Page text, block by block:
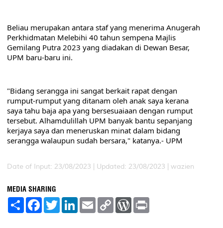
Beliau merupakan antara staf yang menerima Anugerah
Perkhidmatan Melebihi 40 tahun sempena Majlis
Gemilang Putra 2023 yang diadakan di Dewan Besar,
UPM baru-baru ini.
"Bidang serangga ini sangat berkait rapat dengan
rumput-rumput yang ditanam oleh anak saya kerana
saya tahu baja apa yang bersesuaiaan dengan rumput
tersebut. Alhamdulillah UPM banyak bantu sepanjang
kerjaya saya dan meneruskan minat dalam bidang
serangga walaupun sudah bersara," katanya.- UPM
Date of Input: 23/08/2023 | Updated: 23/08/2023 | wazien
MEDIA SHARING
S
F
a
T
w
L
E
m
C
W